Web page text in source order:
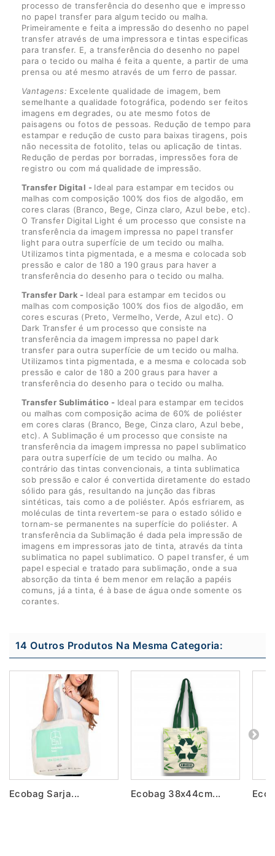
processo de transferência do desenho que e impresso
no papel transfer para algum tecido ou malha.
Primeiramente e feita a impressão do desenho no papel
transfer através de uma impressora e tintas especificas
para transfer. E, a transferência do desenho no papel
para o tecido ou malha é feita a quente, a partir de uma
prensa ou até mesmo através de um ferro de passar.
Vantagens: Excelente qualidade de imagem, bem
semelhante a qualidade fotográfica, podendo ser feitos
imagens em degrades, ou ate mesmo fotos de
paisagens ou fotos de pessoas. Redução de tempo para
estampar e redução de custo para baixas tiragens, pois
não necessita de fotolito, telas ou aplicação de tintas.
Redução de perdas por borradas, impressões fora de
registro ou com má qualidade de impressão.
Transfer Digital - Ideal para estampar em tecidos ou
malhas com composição 100% dos fios de algodão, em
cores claras (Branco, Bege, Cinza claro, Azul bebe, etc).
O Transfer Digital Light é um processo que consiste na
transferência da imagem impressa no papel transfer
light para outra superfície de um tecido ou malha.
Utilizamos tinta pigmentada, e a mesma e colocada sob
pressão e calor de 180 a 190 graus para haver a
transferência do desenho para o tecido ou malha.
Transfer Dark - Ideal para estampar em tecidos ou
malhas com composição 100% dos fios de algodão, em
cores escuras (Preto, Vermelho, Verde, Azul etc). O
Dark Transfer é um processo que consiste na
transferência da imagem impressa no papel dark
transfer para outra superfície de um tecido ou malha.
Utilizamos tinta pigmentada, e a mesma e colocada sob
pressão e calor de 180 a 200 graus para haver a
transferência do desenho para o tecido ou malha.
Transfer Sublimático - Ideal para estampar em tecidos
ou malhas com composição acima de 60% de poliéster
em cores claras (Branco, Bege, Cinza claro, Azul bebe,
etc). A Sublimação é um processo que consiste na
transferência da imagem impressa no papel sublimatico
para outra superfície de um tecido ou malha. Ao
contrário das tintas convencionais, a tinta sublimatica
sob pressão e calor é convertida diretamente do estado
sólido para gás, resultando na junção das fibras
sintéticas, tais como a de poliéster. Após esfriarem, as
moléculas de tinta revertem-se para o estado sólido e
tornam-se permanentes na superfície do poliéster. A
transferência da Sublimação é dada pela impressão de
imagens em impressoras jato de tinta, através da tinta
sublimatica no papel sublimatico. O papel transfer, é um
papel especial e tratado para sublimação, onde a sua
absorção da tinta é bem menor em relação a papéis
comuns, já a tinta, é à base de água onde somente os
corantes.
14 Outros Produtos Na Mesma Categoria:
Ecobag Sarja... Ecobag 38x44cm...